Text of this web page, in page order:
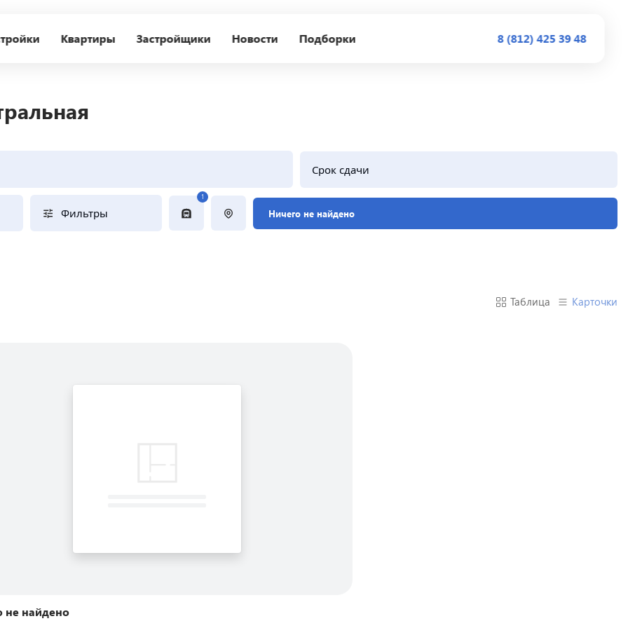
Квартиры Застройщики Новости Подборки 8 (812) 425 39 48
Срок сдачи
Фильтры
1
Ничего не найдено
Таблица Карточки
не найдено